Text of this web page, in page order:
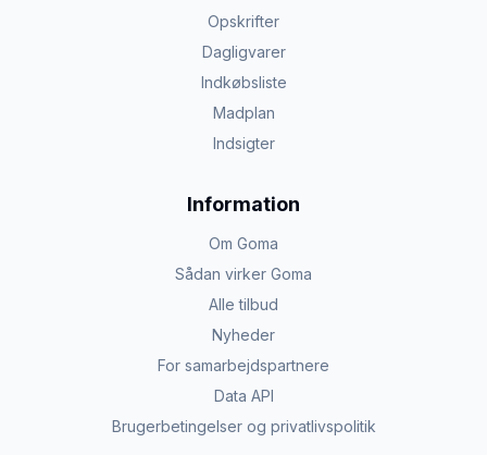
Opskrifter
Dagligvarer
Indkøbsliste
Madplan
Indsigter
Information
Om Goma
Sådan virker Goma
Alle tilbud
Nyheder
For samarbejdspartnere
Data API
Brugerbetingelser og privatlivspolitik